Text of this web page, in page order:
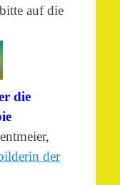
auf die
die
der